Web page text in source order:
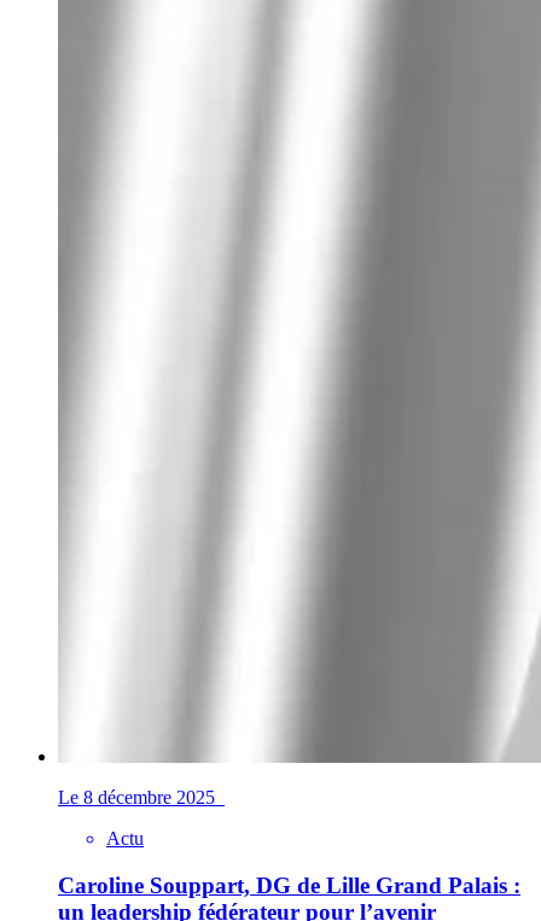
Le 8 décembre 2025
Actu
Caroline Souppart, DG de Lille Grand Palais :
un leadership fédérateur pour l’avenir